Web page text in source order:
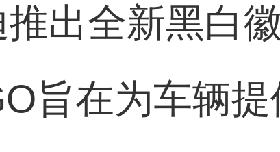
出全新黑白
旨在为车辆提